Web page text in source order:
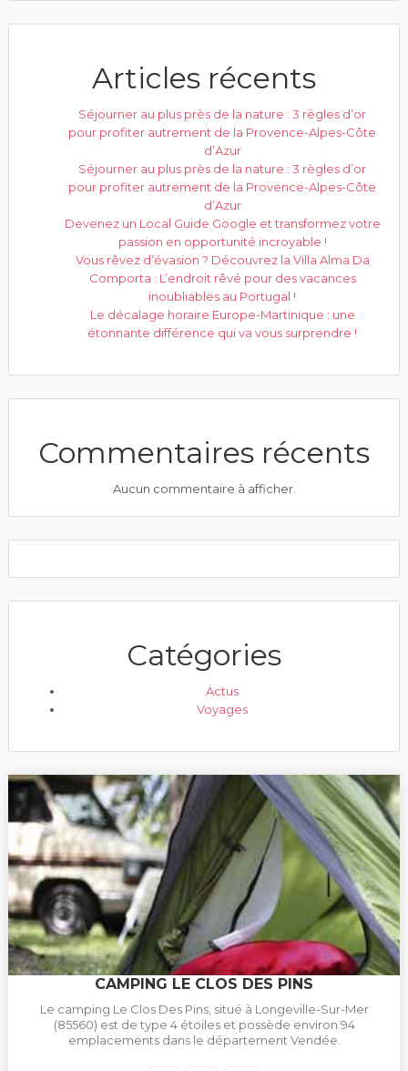
Articles récents
Séjourner au plus près de la nature : 3 règles d’or
pour profiter autrement de la Provence-Alpes-Côte
d’Azur
Séjourner au plus près de la nature : 3 règles d’or
pour profiter autrement de la Provence-Alpes-Côte
d’Azur
Devenez un Local Guide Google et transformez votre
passion en opportunité incroyable !
Vous rêvez d’évasion ? Découvrez la Villa Alma Da
Comporta : L’endroit rêvé pour des vacances
inoubliables au Portugal !
Le décalage horaire Europe-Martinique : une
étonnante différence qui va vous surprendre !
Commentaires récents
Aucun commentaire à afficher.
Catégories
Actus
Voyages
CAMPING LE CLOS DES PINS
Le camping Le Clos Des Pins, situé à Longeville-Sur-Mer
(85560) est de type 4 étoiles et possède environ 94
emplacements dans le département Vendée.